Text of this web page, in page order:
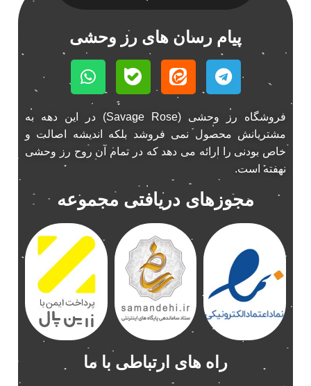
پیام رسان های رز وحشی
فروشگاه رز وحشی (Savage Rose) در این دهه به
مشتریانش محصول نمی فروشد بلکه اندیشه اصالت و
خاص بودنی را ارائه می دهد که در تمام آن روح رز وحشی
نهفته است.
مجوزهای دریافتی مجموعه
راه های ارتباطی با ما